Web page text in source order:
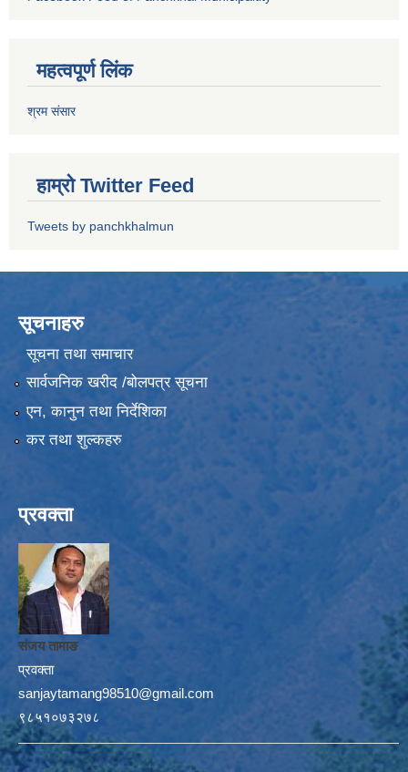
महत्वपूर्ण लिंक
श्रम संसार
हाम्रो Twitter Feed
Tweets by panchkhalmun
सूचनाहरु
सूचना तथा समाचार
सार्वजनिक खरीद /बोलपत्र सूचना
एन, कानुन तथा निर्देशिका
कर तथा शुल्कहरु
प्रवक्ता
संजय तामाङ
प्रवक्ता
sanjaytamang98510@gmail.com
९८५१०७३२७८